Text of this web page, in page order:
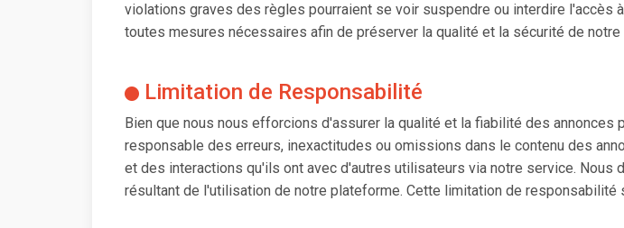
violations graves des règles pourraient se voir suspendre ou interdire
toutes mesures nécessaires afin de préserver la qualité et la sécurité de notre
Limitation de Responsabilité
Bien que nous nous efforcions d'assurer la qualité et la fiabilité des annonces
responsable des erreurs, inexactitudes ou omissions dans le contenu des
et des interactions qu'ils ont avec d'autres utilisateurs via notre service.
résultant de l'utilisation de notre plateforme. Cette limitation de